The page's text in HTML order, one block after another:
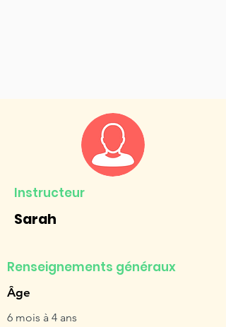
Instructeur
Sarah
Renseignements généraux
Âge
6 mois à 4 ans